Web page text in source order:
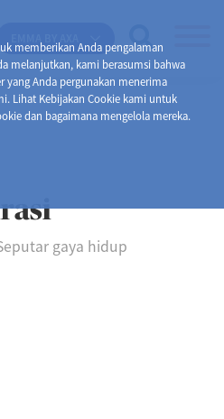
memberikan Anda pengalaman
melanjutkan, kami berasumsi bahwa
yang Anda pergunakan menerima
Lihat Kebijakan Cookie kami untuk
dan bagaimana mengelola mereka.
gaya hidup